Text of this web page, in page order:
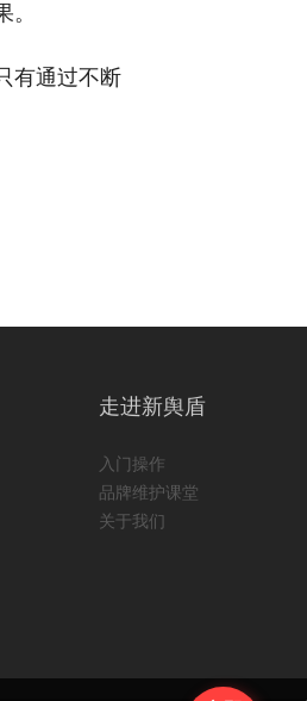
有通过不断
走进新舆盾
入门操作
品牌维护课堂
关于我们